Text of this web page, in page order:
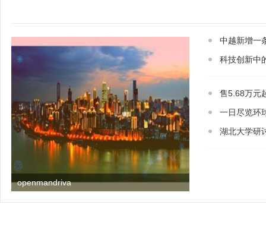
openmandriva
中越新增一
科技创新中
售5.68万元
一日尽览环
湖北大学研